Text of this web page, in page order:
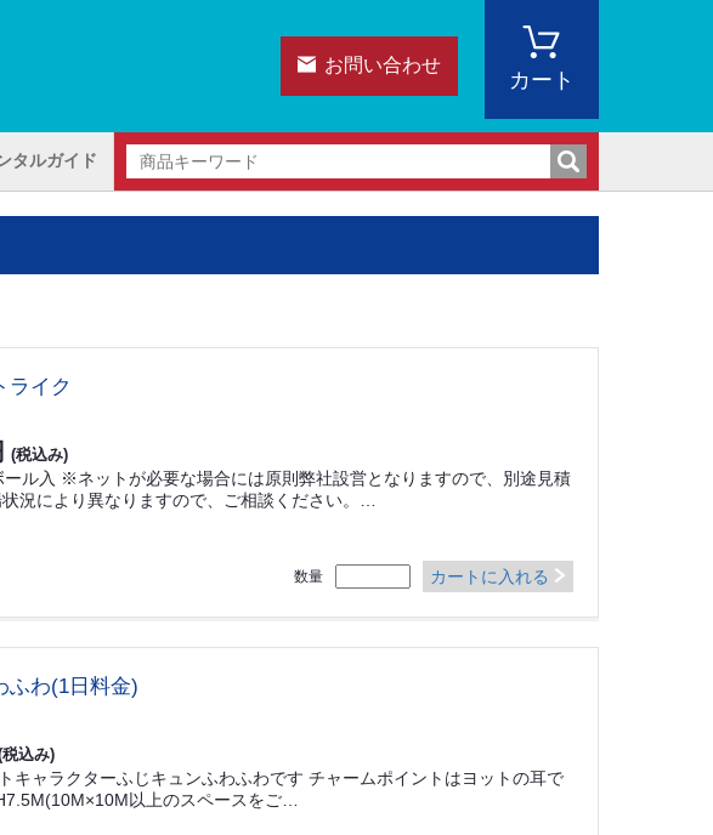
お問い合わせ
カート
タルガイド
ライク
(税込み)
ール入 ※ネットが必要な場合には原則弊社設営となりますので、別途見積
況により異なりますので、ご相談ください。…
数量 カートに入れる
わ(1日料金)
税込み)
キャラクターふじキュンふわふわです チャームポイントはヨットの耳で
以上のスペースをご…